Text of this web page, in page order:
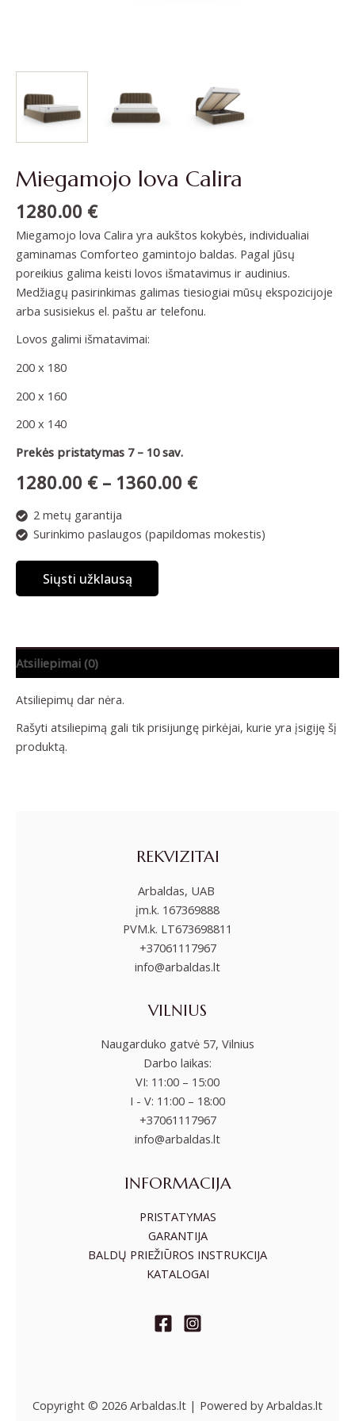
Miegamojo lova Calira
1280.00 €
Miegamojo lova Calira yra aukštos kokybės, individualiai
gaminamas Comforteo gamintojo baldas. Pagal jūsų
poreikius galima keisti lovos išmatavimus ir audinius.
Medžiagų pasirinkimas galimas tiesiogiai mūsų ekspozicijoje
arba susisiekus el. paštu ar telefonu.
Lovos galimi išmatavimai:
200 x 180
200 x 160
200 x 140
Prekės pristatymas 7 – 10 sav.
1280.00 €– 1360.00 €
2 metų garantija
Surinkimo paslaugos (papildomas mokestis)
Siųsti užklausą
Atsiliepimai (0)
Atsiliepimų dar nėra.
Rašyti atsiliepimą gali tik prisijungę pirkėjai, kurie yra įsigiję šį
produktą.
REKVIZITAI
Arbaldas, UAB
įm.k. 167369888
PVM.k. LT673698811
+37061117967
info@arbaldas.lt
VILNIUS
Naugarduko gatvė 57, Vilnius
Darbo laikas:
VI: 11:00 – 15:00
I - V: 11:00 – 18:00
+37061117967
info@arbaldas.lt
INFORMACIJA
PRISTATYMAS
GARANTIJA
BALDŲ PRIEŽIŪROS INSTRUKCIJA
KATALOGAI
Copyright © 2026 Arbaldas.lt | Powered by Arbaldas.lt